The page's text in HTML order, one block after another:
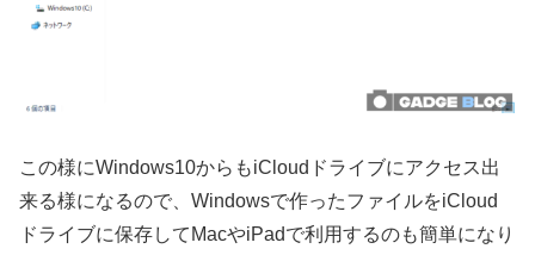
この様にWindows10からもiCloudドライブにアクセス出
来る様になるので、Windowsで作ったファイルをiCloud
ドライブに保存してMacやiPadで利用するのも簡単になり